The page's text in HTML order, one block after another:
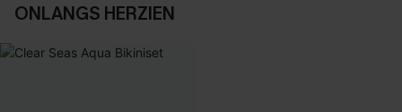
ONLANGS HERZIEN